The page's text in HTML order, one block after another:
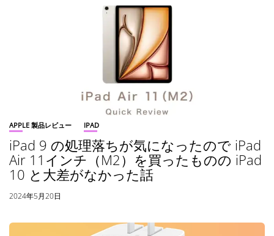
APPLE 製品レビュー IPAD
iPad 9 の処理落ちが気になったので iPad
Air 11インチ（M2）を買ったものの iPad
10 と大差がなかった話
2024年5月20日